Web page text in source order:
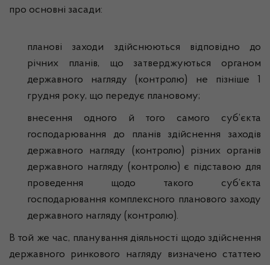
про основні засади:
планові заходи здійснюються відповідно до
річних планів, що затверджуються органом
державного нагляду (контролю) не пізніше 1
грудня року, що передує плановому;
внесення одного й того самого суб’єкта
господарювання до планів здійснення заходів
державного нагляду (контролю) різних органів
державного нагляду (контролю) є підставою для
проведення щодо такого суб’єкта
господарювання комплексного планового заходу
державного нагляду (контролю).
В той же час, планування діяльності щодо здійснення
державного ринкового нагляду визначено статтею